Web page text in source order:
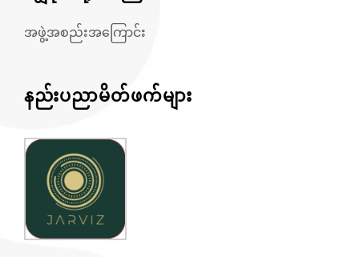
အဖွဲ့အစည်းအကြောင်း
နည်းပညာမိတ်ဖက်များ